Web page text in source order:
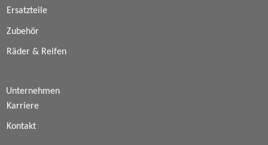
Ersatzteile
Zubehör
Räder & Reifen
Unternehmen
Karriere
Kontakt